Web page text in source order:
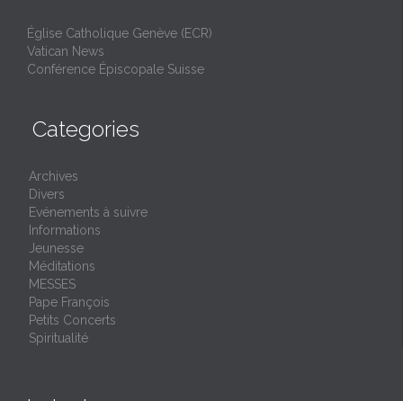
Église Catholique Genève (ECR)
Vatican News
Conférence Épiscopale Suisse
Categories
Archives
Divers
Evénements à suivre
Informations
Jeunesse
Méditations
MESSES
Pape François
Petits Concerts
Spiritualité